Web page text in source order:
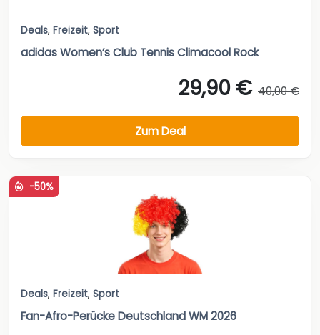
Deals, Freizeit, Sport
adidas Women’s Club Tennis Climacool Rock
29,90 € 40,00 €
Zum Deal
-50%
Deals, Freizeit, Sport
Fan-Afro-Perücke Deutschland WM 2026